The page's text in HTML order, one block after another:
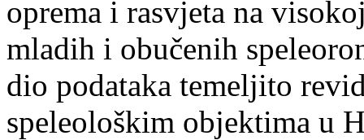
oprema i rasvjeta na
mladih i obučenih
dio podataka temeljito
speleološkim objektima u